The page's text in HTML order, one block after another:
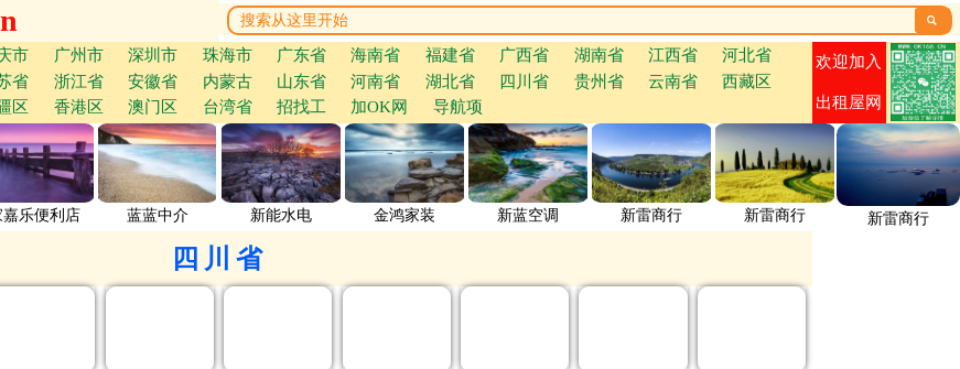

市 广州市 深圳市 珠海市 广东省 海南省 福建省 广西省 湖南省 江西省
河北省
省 浙江省 安徽省 内蒙古 山东省 河南省 湖北省 四川省 贵州省 云南省
西藏区
区 香港区 澳门区 台湾省 招找工 加OK网 导航项
欢迎加入
出租屋网
嘉乐便利店 蓝蓝中介 新能水电 金鸿家装 新蓝空调 新雷商行 新雷商行 新雷商行
四川省